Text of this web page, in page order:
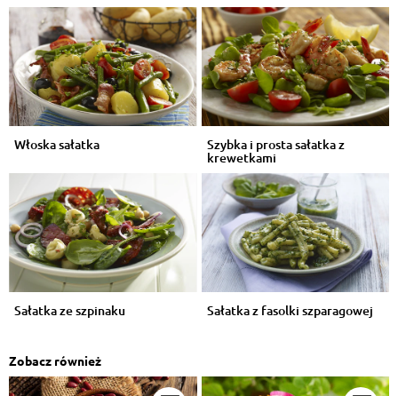
Włoska sałatka Szybka i prosta sałatka z
krewetkami
Sałatka ze szpinaku Sałatka z fasolki szparagowej
Zobacz również